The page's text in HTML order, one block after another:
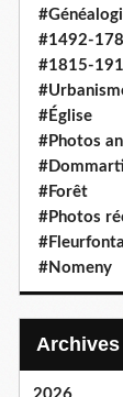
#1492-
#1815-
#Église
#Photos
#Forêt
#Photos
#Nomeny
Archives